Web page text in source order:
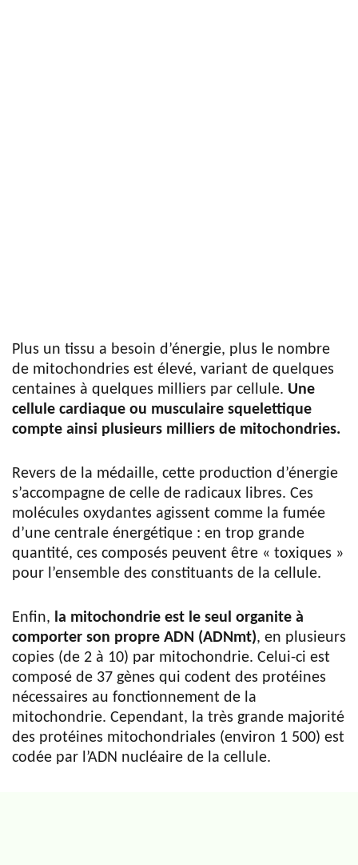
Plus un tissu a besoin d’énergie, plus le nombre
de mitochondries est élevé, variant de quelques
centaines à quelques milliers par cellule. Une
cellule cardiaque ou musculaire squelettique
compte ainsi plusieurs milliers de mitochondries.
Revers de la médaille, cette production d’énergie
s’accompagne de celle de radicaux libres. Ces
molécules oxydantes agissent comme la fumée
d’une centrale énergétique : en trop grande
quantité, ces composés peuvent être « toxiques »
pour l’ensemble des constituants de la cellule.
Enfin, la mitochondrie est le seul organite à
comporter son propre ADN (ADNmt), en plusieurs
copies (de 2 à 10) par mitochondrie. Celui-ci est
composé de 37 gènes qui codent des protéines
nécessaires au fonctionnement de la
mitochondrie. Cependant, la très grande majorité
des protéines mitochondriales (environ 1 500) est
codée par l’ADN nucléaire de la cellule.